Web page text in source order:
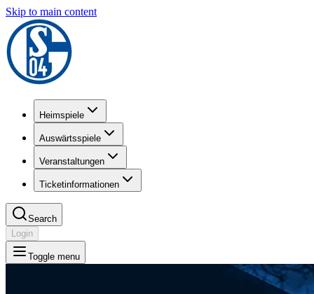
Skip to main content
Heimspiele
Auswärtsspiele
Veranstaltungen
Ticketinformationen
Search
Login
Toggle menu